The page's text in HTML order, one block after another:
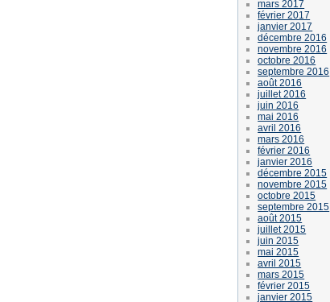
mars 2017
février 2017
janvier 2017
décembre 2016
novembre 2016
octobre 2016
septembre 2016
août 2016
juillet 2016
juin 2016
mai 2016
avril 2016
mars 2016
février 2016
janvier 2016
décembre 2015
novembre 2015
octobre 2015
septembre 2015
août 2015
juillet 2015
juin 2015
mai 2015
avril 2015
mars 2015
février 2015
janvier 2015